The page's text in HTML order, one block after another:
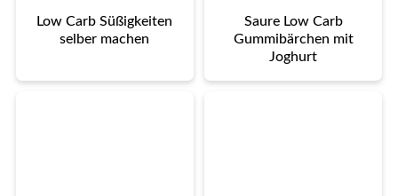
Low Carb Süßigkeiten
selber machen
Saure Low Carb
Gummibärchen mit
Joghurt